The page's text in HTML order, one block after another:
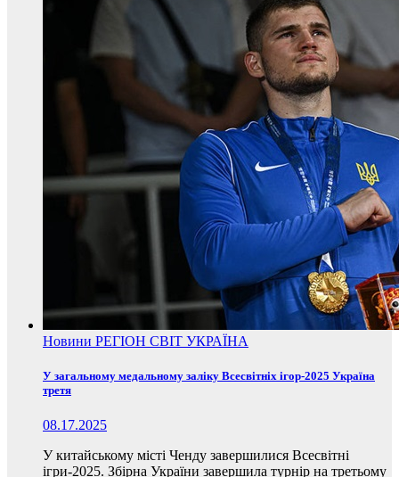
Новини РЕГІОН СВІТ УКРАЇНА
У загальному медальному заліку Всесвітніх ігор-2025 Україна
третя
08.17.2025
У китайському місті Ченду завершилися Всесвітні
ігри-2025. Збірна України завершила турнір на третьому